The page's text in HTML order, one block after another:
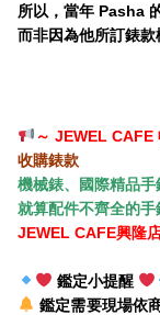
所以，當年 Pasha
而非因為他所訂錶款
～ JEWEL CAFE
收購錶款
機械錶、國際精品手
就算配件不齊全的
JEWEL CAFE興隆
鑑定小提醒
鑑定需要現場依